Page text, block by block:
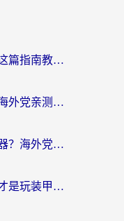
海外玩最终幻想14总卡顿？这篇指南教你选对加速器（附非洲美国玩家实测）
打彩虹岛什么加速器好用？海外党亲测的国服游戏加速终极指南
苹果打实况足球用什么加速器？海外党亲测有效的国服游戏加速指南
海外玩装甲战争总卡顿？这才是玩装甲战争最好的加速器（附马来西亚玩重装上阵攻略）